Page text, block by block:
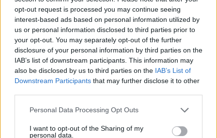
opt-out request is processed you may continue seeing
interest-based ads based on personal information utilized by
us or personal information disclosed to third parties prior to
your opt-out. You may separately opt-out of the further
disclosure of your personal information by third parties on the
IAB’s list of downstream participants. This information may
also be disclosed by us to third parties on the IAB’s List of
Downstream Participants that may further disclose it to other
Please note that this website/app uses one or more Google
not limited to your visit or usage behaviour. You may click to
Personal Data Processing Opt Outs
I want to opt-out of the Sharing of my
personal data.
Streamingtjänsten SC Play har du som medlem
tillgång till och där ser du även alla Ski Classics
Pro Tour-event samt utvalda challengerslopp.
Där finns även ett gediget videoarkiv med lopp
från alla Ski Classics säsonger.
Rullskidklippen publicerades första gången i juni
2024.